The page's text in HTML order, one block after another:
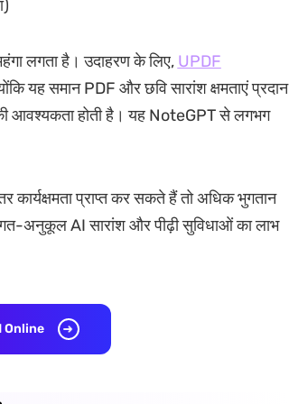
लगता है। उदाहरण के लिए, UPDF
यह समान PDF और छवि सारांश क्षमताएं प्रदान
आवश्यकता होती है। यह NoteGPT से लगभग
प्राप्त कर सकते हैं तो अधिक भुगतान
अनुकूल AI सारांश और पीढ़ी सुविधाओं का लाभ
Online